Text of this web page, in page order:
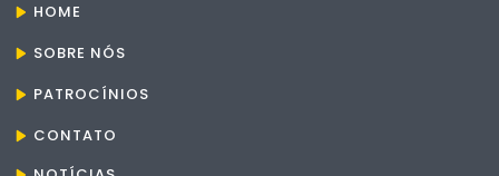
HOME
SOBRE NÓS
PATROCÍNIOS
CONTATO